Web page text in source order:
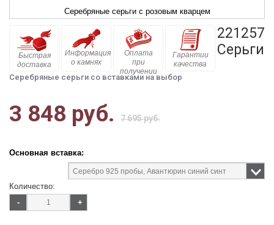
Серебряные серьги с розовым кварцем
Быстрая
доставка
Информация
о камнях
Оплата
при
получении
Гарантии
качества
221257
Серьги
Серебряные серьги со вставками на выбор
3 848 руб. 7 695 руб.
Основная вставка:
Количество:
-
+